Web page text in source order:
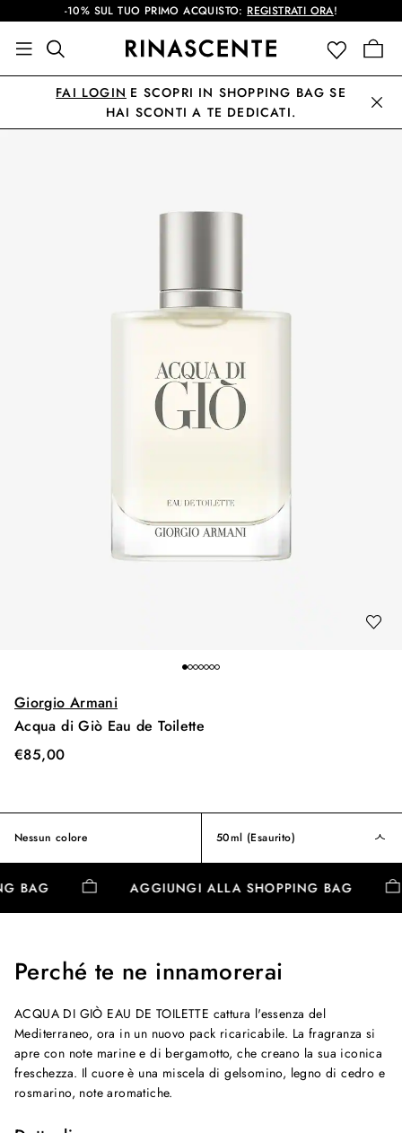
-10% SUL TUO PRIMO ACQUISTO: REGISTRATI ORA!
FAI LOGIN E SCOPRI IN SHOPPING BAG SE
HAI SCONTI A TE DEDICATI.
Giorgio Armani
Acqua di Giò Eau de Toilette
€85,00
Nessun colore 50ml (Esaurito)
BAG AGGIUNGI ALLA SHOPPING BAG
Perché te ne innamorerai
ACQUA DI GIÒ EAU DE TOILETTE cattura l'essenza del
Mediterraneo, ora in un nuovo pack ricaricabile. La fragranza si
apre con note marine e di bergamotto, che creano la sua iconica
freschezza. Il cuore è una miscela di gelsomino, legno di cedro e
rosmarino, note aromatiche.